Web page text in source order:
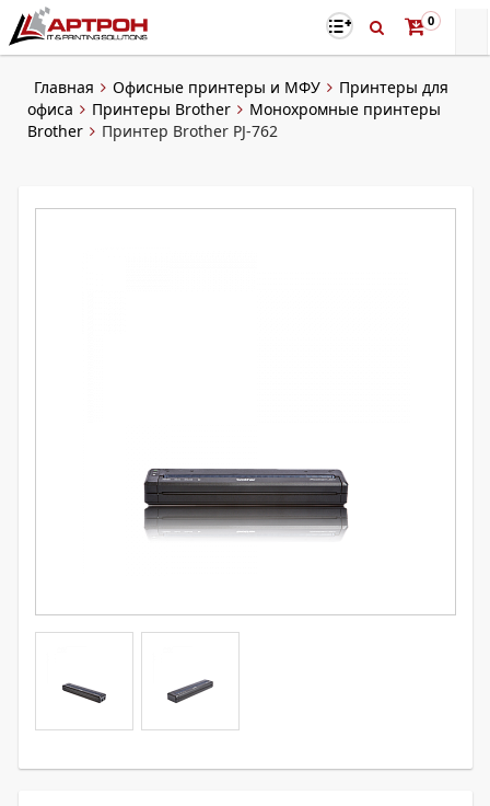
0
Главная Офисные принтеры и МФУ
Принтеры для
офиса
Принтеры Brother
Монохромные принтеры
Brother
Принтер Brother PJ-762